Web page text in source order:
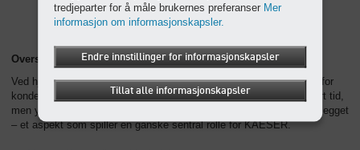
Oversikt over systemets lønnsomhet
Ved hjelp av innsparinger på rundt 90 % av de vanlige kostnadene for
kondensatavhending lønner AQUAMAT seg ikke bare i løpet av kort tid,
men yter også et viktig bidrag til varig kostnadsbalanse for hele anlegget
– et aspekt som spiller en ganske sentral rolle for KAESER.
tredjeparter for å måle brukernes preferanser Mer
informasjon om informasjonskapsler.
Endre innstillinger for informasjonskapsler
Tillat alle informasjonskapsler